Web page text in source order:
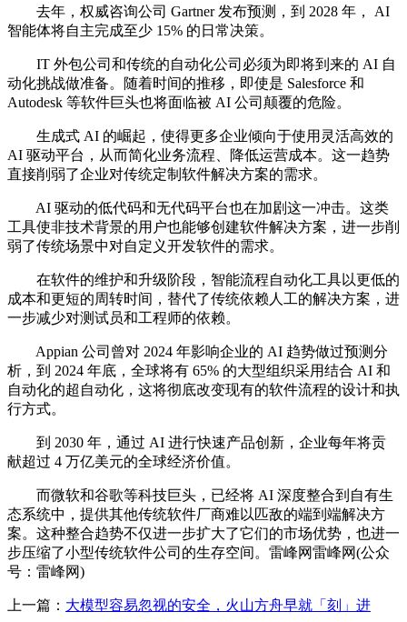
去年，权威咨询公司 Gartner 发布预测，到 2028 年， AI
智能体将自主完成至少 15% 的日常决策。
IT 外包公司和传统的自动化公司必须为即将到来的 AI 自
动化挑战做准备。随着时间的推移，即使是 Salesforce 和
Autodesk 等软件巨头也将面临被 AI 公司颠覆的危险。
生成式 AI 的崛起，使得更多企业倾向于使用灵活高效的
AI 驱动平台，从而简化业务流程、降低运营成本。这一趋势
直接削弱了企业对传统定制软件解决方案的需求。
AI 驱动的低代码和无代码平台也在加剧这一冲击。这类
工具使非技术背景的用户也能够创建软件解决方案，进一步削
弱了传统场景中对自定义开发软件的需求。
在软件的维护和升级阶段，智能流程自动化工具以更低的
成本和更短的周转时间，替代了传统依赖人工的解决方案，进
一步减少对测试员和工程师的依赖。
Appian 公司曾对 2024 年影响企业的 AI 趋势做过预测分
析，到 2024 年底，全球将有 65% 的大型组织采用结合 AI 和
自动化的超自动化，这将彻底改变现有的软件流程的设计和执
行方式。
到 2030 年，通过 AI 进行快速产品创新，企业每年将贡
献超过 4 万亿美元的全球经济价值。
而微软和谷歌等科技巨头，已经将 AI 深度整合到自有生
态系统中，提供其他传统软件厂商难以匹敌的端到端解决方
案。这种整合趋势不仅进一步扩大了它们的市场优势，也进一
步压缩了小型传统软件公司的生存空间。雷峰网雷峰网(公众
号：雷峰网)
上一篇： 大模型容易忽视的安全，火山方舟早就「刻」进